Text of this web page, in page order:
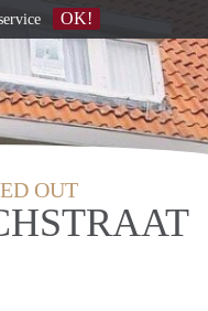
OUT
OK!